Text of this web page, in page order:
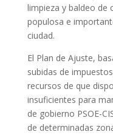
limpieza y baldeo de
populosa e
ciudad.
El Plan de Ajuste,
subidas de
recursos de que
insuficientes para
de gobierno PSOE-
de determinadas